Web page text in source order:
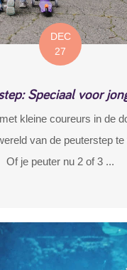
DEC
27
Speciaal voor
kleine coureurs in de
van de peuterstep
Of je peuter nu 2 of 3 ...